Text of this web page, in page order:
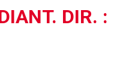
DIR. :